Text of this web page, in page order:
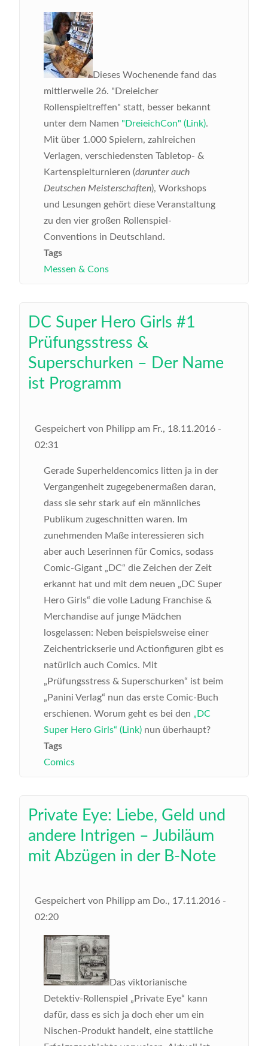
Dieses Wochenende fand das
mittlerweile 26. "Dreieicher
Rollenspieltreffen" statt, besser bekannt
unter dem Namen "DreieichCon" (Link).
Mit über 1.000 Spielern, zahlreichen
Verlagen, verschiedensten Tabletop- &
Kartenspielturnieren (darunter auch
Deutschen Meisterschaften), Workshops
und Lesungen gehört diese Veranstaltung
zu den vier großen Rollenspiel-
Conventions in Deutschland.
Tags
Messen & Cons
DC Super Hero Girls #1
Prüfungsstress &
Superschurken – Der Name
ist Programm
Gespeichert von Philipp am Fr., 18.11.2016 -
02:31
Gerade Superheldencomics litten ja in der
Vergangenheit zugegebenermaßen daran,
dass sie sehr stark auf ein männliches
Publikum zugeschnitten waren. Im
zunehmenden Maße interessieren sich
aber auch Leserinnen für Comics, sodass
Comic-Gigant „DC“ die Zeichen der Zeit
erkannt hat und mit dem neuen „DC Super
Hero Girls“ die volle Ladung Franchise &
Merchandise auf junge Mädchen
losgelassen: Neben beispielsweise einer
Zeichentrickserie und Actionfiguren gibt es
natürlich auch Comics. Mit
„Prüfungsstress & Superschurken“ ist beim
„Panini Verlag“ nun das erste Comic-Buch
erschienen. Worum geht es bei den „DC
Super Hero Girls“ (Link) nun überhaupt?
Tags
Comics
Private Eye: Liebe, Geld und
andere Intrigen – Jubiläum
mit Abzügen in der B-Note
Gespeichert von Philipp am Do., 17.11.2016 -
02:20
Das viktorianische
Detektiv-Rollenspiel „Private Eye“ kann
dafür, dass es sich ja doch eher um ein
Nischen-Produkt handelt, eine stattliche